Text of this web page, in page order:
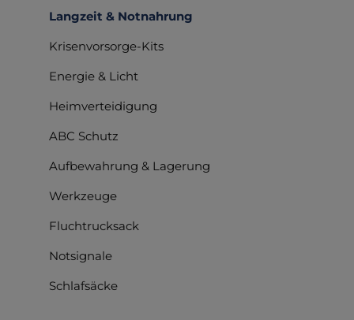
Langzeit & Notnahrung
Krisenvorsorge-Kits
Energie & Licht
Heimverteidigung
ABC Schutz
Aufbewahrung & Lagerung
Werkzeuge
Fluchtrucksack
Notsignale
Schlafsäcke